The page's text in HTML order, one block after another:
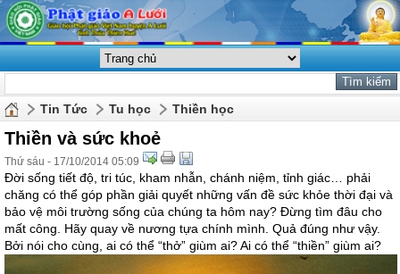
Tin Tức Tu học Thiền học
Thiền và sức khoẻ
Thứ sáu - 17/10/2014 05:09
Đời sống tiết độ, tri túc, kham nhẫn, chánh niệm, tỉnh giác… phải
chăng có thể góp phần giải quyết những vấn đề sức khỏe thời đại và
bảo vệ môi trường sống của chúng ta hôm nay? Đừng tìm đâu cho
mất công. Hãy quay về nương tựa chính mình. Quả đúng như vậy.
Bởi nói cho cùng, ai có thể “thở” giùm ai? Ai có thể “thiền” giùm ai?